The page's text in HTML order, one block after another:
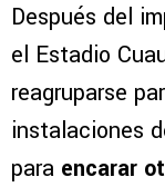
Después del
el Estadio
reagruparse
instalaciones
para encarar